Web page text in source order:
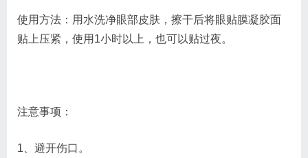
使用方法：用水洗净眼部皮肤，擦干后将眼贴膜凝胶面
贴上压紧，使用1小时以上，也可以贴过夜。
注意事项：
1、避开伤口。